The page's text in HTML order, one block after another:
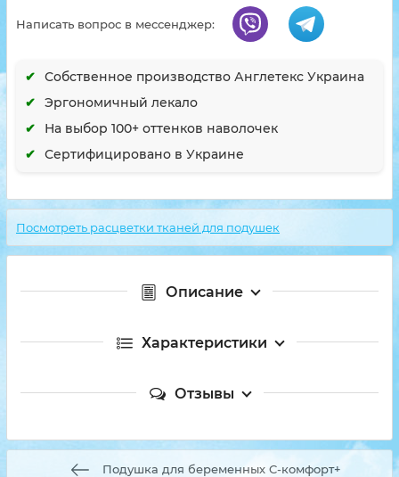
Написать вопрос в мессенджер:
Собственное производство Англетекс Украина
Эргономичный лекало
На выбор 100+ оттенков наволочек
Сертифицировано в Украине
Посмотреть расцветки тканей для подушек
Описание
Характеристики
Отзывы
Подушка для беременных C-комфорт+